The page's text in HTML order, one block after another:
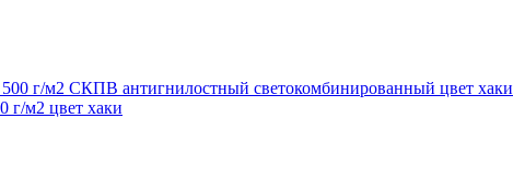
г/м2 СКПВ антигнилостный светокомбинированный цвет хаки
г/м2 цвет хаки